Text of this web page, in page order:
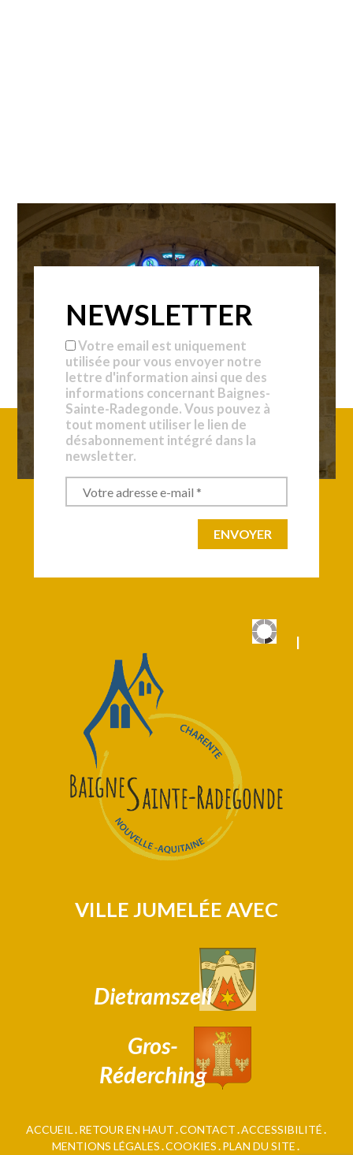
NEWSLETTER
Votre email est uniquement
utilisée pour vous envoyer notre
lettre d'information ainsi que des
informations concernant Baignes-
Sainte-Radegonde. Vous pouvez à
tout moment utiliser le lien de
désabonnement intégré dans la
newsletter.
|
VILLE JUMELÉE AVEC
Dietramszell
Gros-
Réderching
ACCUEIL RETOUR EN HAUT CONTACT ACCESSIBILITÉ
MENTIONS LÉGALES COOKIES PLAN DU SITE